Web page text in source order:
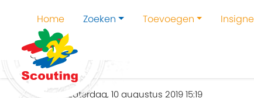
Home Zoeken Toevoegen
Home
zaterdag, 10 augustus 2019 15:19